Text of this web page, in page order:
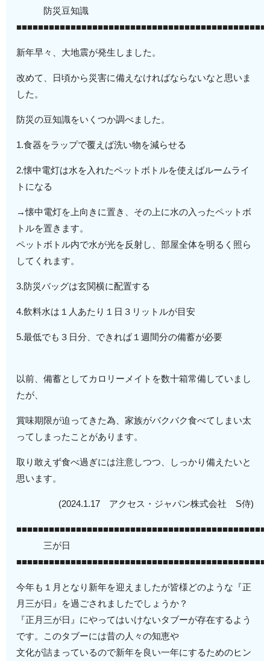
防災豆知識
■■■■■■■■■■■■■■■■■■■■■■■■■■■■■■■■■■■■■■■■■■■■■■
新年早々、大地震が発生しました。
改めて、日頃から災害に備えなければならないなと思いま
した。
防災の豆知識をいくつか調べました。
1.食器をラップで覆えば洗い物を減らせる
2.懐中電灯は水を入れたペットボトルを使えばルームライ
トになる
→懐中電灯を上向きに置き、その上に水の入ったペットボ
トルを置きます。
ペットボトル内で水が光を反射し、部屋全体を明るく照ら
してくれます。
3.防災バッグは玄関横に配置する
4.飲料水は１人あたり１日３リットルが目安
5.最低でも３日分、できれば１週間分の備蓄が必要
以前、備蓄としてカロリーメイトを数十箱常備していまし
たが、
賞味期限が迫ってきた為、家族がバクバク食べてしまい太
ってしまったことがあります。
取り敢えず食べ過ぎには注意しつつ、しっかり備えたいと
思います。
(2024.1.17 アクセス・ジャパン株式会社 S侍)
■■■■■■■■■■■■■■■■■■■■■■■■■■■■■■■■■■■■■■■■■■■■■■
三が日
■■■■■■■■■■■■■■■■■■■■■■■■■■■■■■■■■■■■■■■■■■■■■■
今年も１月となり新年を迎えましたが皆様どのような『正
月三が日』を過ごされましたでしょうか？
『正月三が日』にやってはいけないタブーが存在するよう
です。このタブーには昔の人々の知恵や
文化が詰まっているので新年を良い一年にするためのヒン